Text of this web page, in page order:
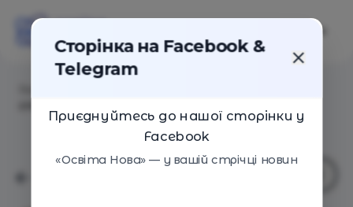
Сторінка на Facebook &
Telegram
Приєднуйтесь до нашої сторінки у
Facebook
«Освіта Нова» — у вашій стрічці новин